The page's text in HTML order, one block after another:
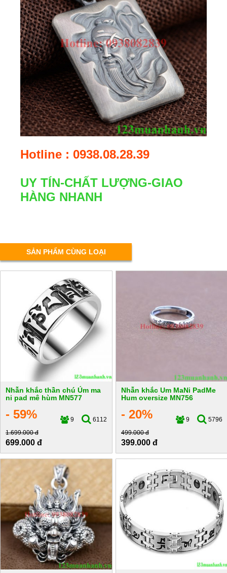
Hotline : 0938.08.28.39
UY TÍN-CHẤT LƯỢNG-GIAO
HÀNG NHANH
SẢN PHẨM CÙNG LOẠI
Nhẫn khắc thần chú Úm ma
ni pad mê hùm MN577
- 59% 9
6112
1.699.000 đ
699.000 đ
Nhẫn khắc Um MaNi PadMe
Hum oversize MN756
- 20% 9
5796
499.000 đ
399.000 đ